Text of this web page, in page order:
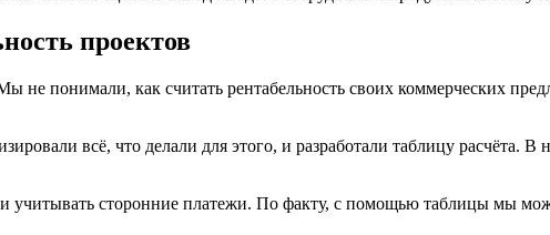
проектов
не понимали, как считать рентабельность своих коммерческих
всё, что делали для этого, и разработали таблицу расчёта. В
учитывать сторонние платежи. По факту, с помощью таблицы мы